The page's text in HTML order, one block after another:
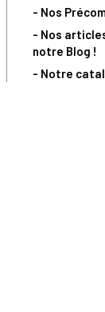
- Nos
- Nos
notre Blog !
- Notre